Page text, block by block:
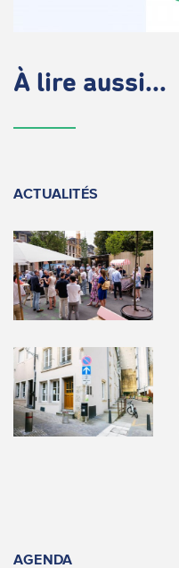
À lire aussi...
ACTUALITÉS
AGENDA